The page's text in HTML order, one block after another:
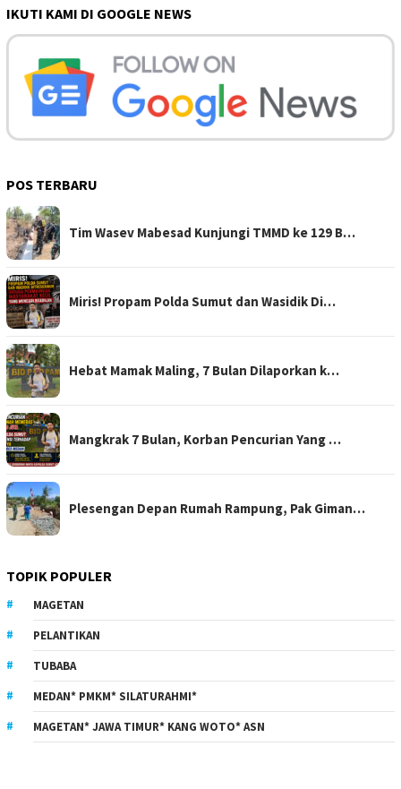
IKUTI KAMI DI GOOGLE NEWS
POS TERBARU
Tim Wasev Mabesad Kunjungi TMMD ke 129 B…
Miris! Propam Polda Sumut dan Wasidik Di…
Hebat Mamak Maling, 7 Bulan Dilaporkan k…
Mangkrak 7 Bulan, Korban Pencurian Yang …
Plesengan Depan Rumah Rampung, Pak Giman…
TOPIK POPULER
MAGETAN
PELANTIKAN
TUBABA
MEDAN* PMKM* SILATURAHMI*
MAGETAN* JAWA TIMUR* KANG WOTO* ASN